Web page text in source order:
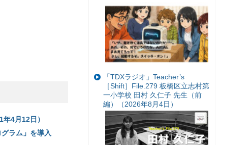
4月12日）
ラム」を導入
「TDXラジオ」Teacher’s
［Shift］File.279 板橋区立志村第
一小学校 田村 久仁子 先生（前
編）（2026年8月4日）